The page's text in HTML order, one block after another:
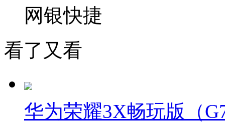
网银快捷
看了又看
华为荣耀3X畅玩版（